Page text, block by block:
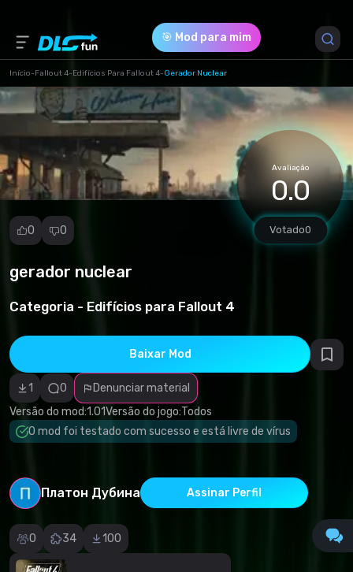
🎯 Mod para mim
Início-Fallout 4-Edifícios Para Fallout 4-Gerador Nuclear
Avaliação
0.0
Votado0
0 0
gerador nuclear
Categoria - Edifícios para Fallout 4
Baixar Mod
1 0
Denunciar material
Versão do mod:1.01Versão do jogo:Todos
O mod foi testado com sucesso e está livre de vírus
Платон Дубина Assinar Perfil
0 34 100
Denunciar
incorreta
Software
malicioso/vírus
Conteúdo não
funcional
Descrição
Versão do Jogo *
0 (0232673e243002edacdf64c9232f035d.rar)
Download (145.43 Kb)